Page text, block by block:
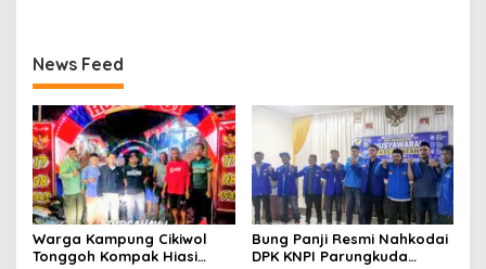
News Feed
Warga Kampung Cikiwol
Tonggoh Kompak Hiasi
Bung Panji Resmi Nahkodai
DPK KNPI Parungkuda